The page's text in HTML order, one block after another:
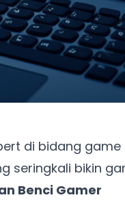
di bidang
seringkali bikin
Benci Gamer